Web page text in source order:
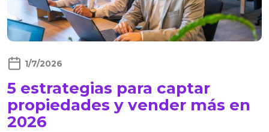
1/7/2026
5 estrategias para captar
propiedades y vender más en
2026